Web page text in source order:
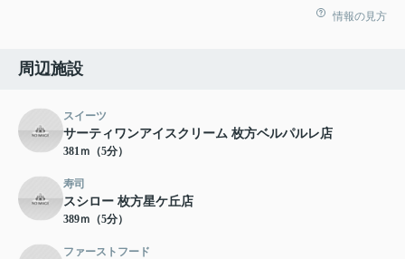
情報の見方
周辺施設
スイーツ
サーティワンアイスクリーム 枚方ベルパルレ店
381ｍ（5分）
寿司
スシロー 枚方星ケ丘店
389ｍ（5分）
ファーストフード